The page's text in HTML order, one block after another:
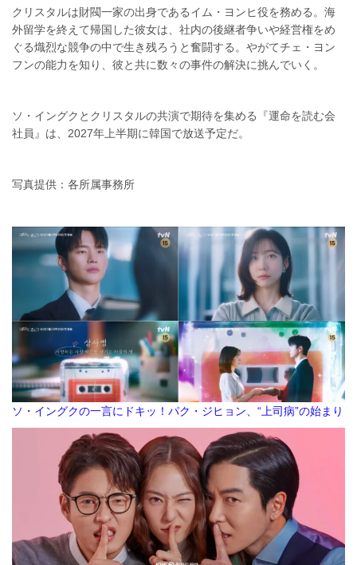
クリスタルは財閥一家の出身であるイム・ヨンヒ役を務める。海
外留学を終えて帰国した彼女は、社内の後継者争いや経営権をめ
ぐる熾烈な競争の中で生き残ろうと奮闘する。やがてチェ・ヨン
フンの能力を知り、彼と共に数々の事件の解決に挑んでいく。
ソ・イングクとクリスタルの共演で期待を集める『運命を読む会
社員』は、2027年上半期に韓国で放送予定だ。
写真提供：各所属事務所
ソ・イングクの一言にドキッ！パク・ジヒョン、“上司病”の始まり